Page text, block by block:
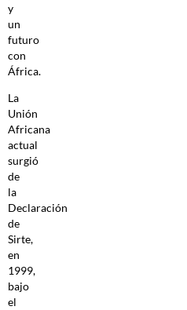
y
un
futuro
con
África.
La
Unión
Africana
actual
surgió
de
la
Declaración
de
Sirte,
en
1999,
bajo
el